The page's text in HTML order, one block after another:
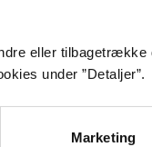
eller tilbagetrække
under ”Detaljer”.
Marketing